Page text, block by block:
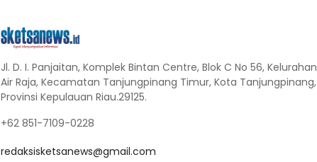
Jl. D. I. Panjaitan, Komplek Bintan Centre, Blok C No 56, Kelurahan
Air Raja, Kecamatan Tanjungpinang Timur, Kota Tanjungpinang,
Provinsi Kepulauan Riau.29125.
+62 851-7109-0228
redaksisketsanews@gmail.com